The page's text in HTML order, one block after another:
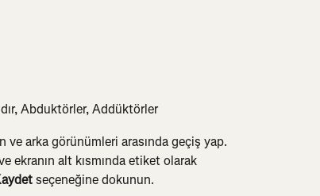
Abduktörler, Addüktörler
arka görünümleri arasında geçiş yap.
ekranın alt kısmında etiket olarak
seçeneğine dokunun.